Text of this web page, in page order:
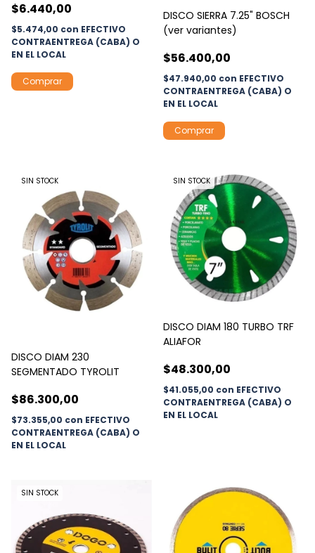
$6.440,00
$5.474,00 con EFECTIVO
CONTRAENTREGA (CABA) O
EN EL LOCAL
DISCO SIERRA 7.25" BOSCH
(ver variantes)
$56.400,00
$47.940,00 con EFECTIVO
CONTRAENTREGA (CABA) O
EN EL LOCAL
Comprar
SIN STOCK
DISCO DIAM 230
SEGMENTADO TYROLIT
$86.300,00
$73.355,00 con EFECTIVO
CONTRAENTREGA (CABA) O
EN EL LOCAL
SIN STOCK
DISCO DIAM 180 TURBO TRF
ALIAFOR
$48.300,00
$41.055,00 con EFECTIVO
CONTRAENTREGA (CABA) O
EN EL LOCAL
SIN STOCK